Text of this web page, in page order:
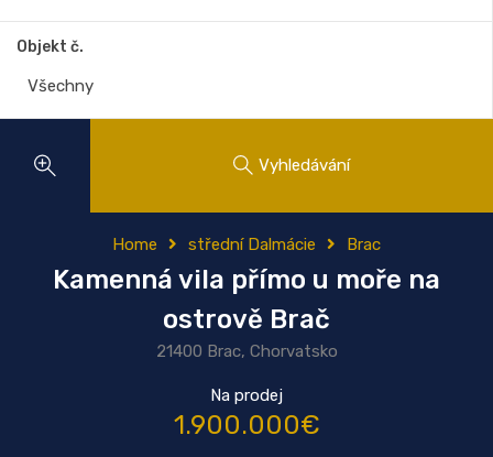
Objekt č.
Vyhledávání
Home střední Dalmácie Brac
Kamenná vila přímo u moře na
ostrově Brač
21400 Brac, Chorvatsko
Na prodej
1.900.000€